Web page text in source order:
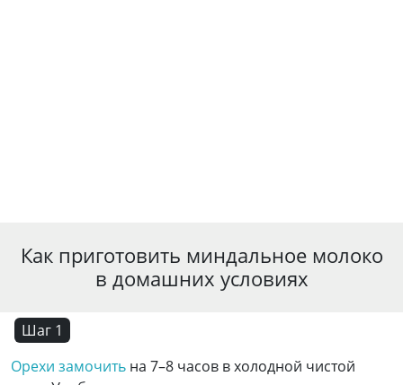
Как приготовить миндальное молоко
в домашних условиях
Шаг 1
Орехи замочить на 7–8 часов в холодной чистой